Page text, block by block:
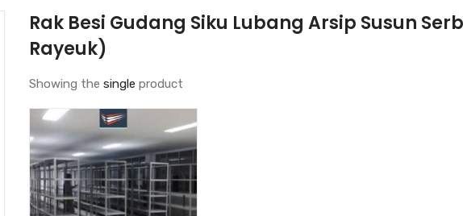
Rak Besi Gudang Siku Lubang Arsip Susun
Rayeuk)
Showing the single product